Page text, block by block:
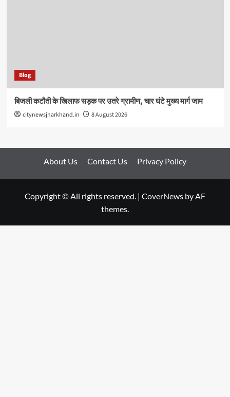
Blog
बिजली कटौती के खिलाफ सड़क पर उतरे ग्रामीण, चार घंटे मुख्य मार्ग जाम
citynewsjharkhand.in 8 August 2026
About Us Contact Us Privacy Policy
Copyright © All rights reserved. | CoverNews by AF
themes.